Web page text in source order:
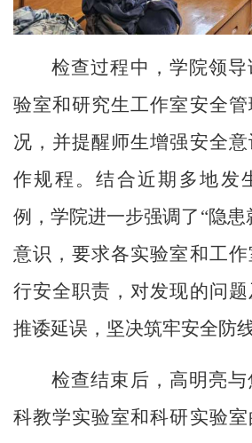
检查过程中，学院领
验室和研究生工作室安全
况，并提醒师生增强安全
作规程。结合近期多地发
例，学院进一步强调了“隐患
意识，要求各实验室和工
行安全职责，对发现的问
推诿延误，坚决筑牢安全防线
检查结束后，高明亮
科教学实验室和科研实验